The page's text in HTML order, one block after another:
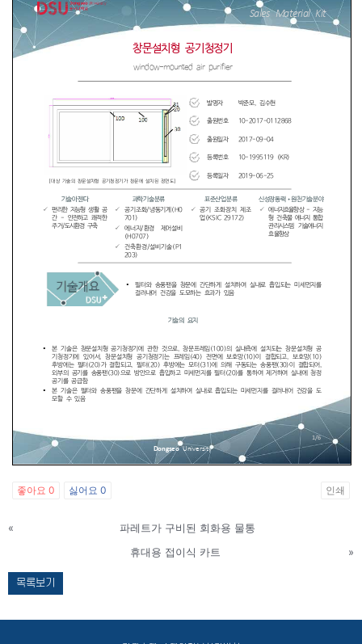
좋아요 0 싫어요 0 인쇄
«
파레트가 구비된 회화용 물통
휴대용 접이식 카트
»
목록보기